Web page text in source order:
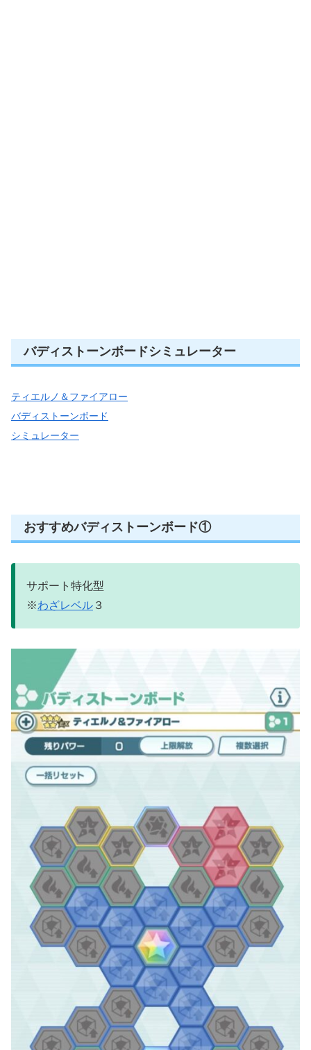
バディストーンボードシミュレーター
ティエルノ＆ファイアロー
バディストーンボード
シミュレーター
おすすめバディストーンボード①
サポート特化型
※わざレベル ３